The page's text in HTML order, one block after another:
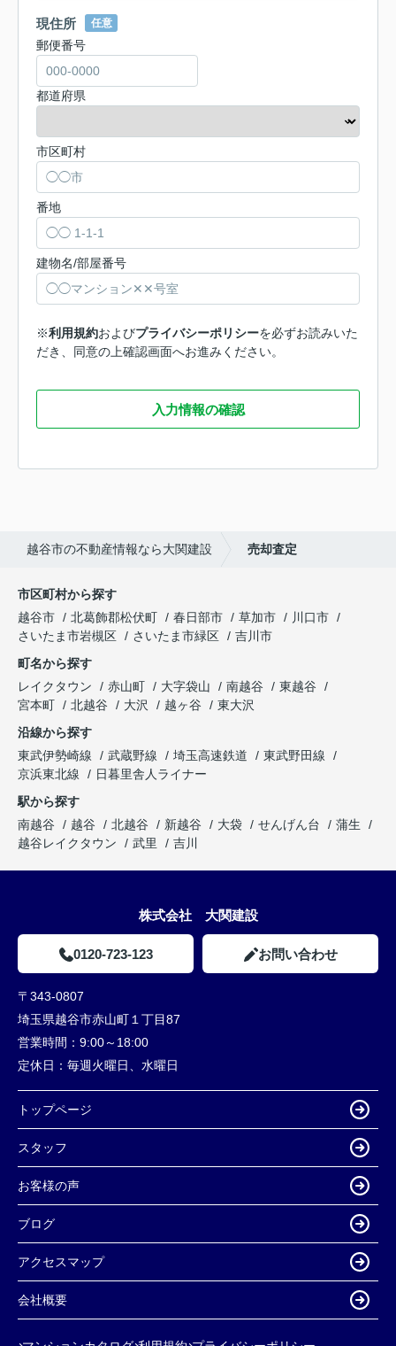
現住所 任意
郵便番号
都道府県
市区町村
番地
建物名/部屋番号
※利用規約およびプライバシーポリシーを必ずお読みいた
だき、同意の上確認画面へお進みください。
入力情報の確認
越谷市の不動産情報なら大関建設 売却査定
市区町村から探す
越谷市
北葛飾郡松伏町 春日部市 草加市
川口市
さいたま市岩槻区
さいたま市緑区
吉川市
町名から探す
レイクタウン
赤山町 大字袋山 南越谷
東越谷
宮本町
北越谷 大沢 越ヶ谷
東大沢
沿線から探す
東武伊勢崎線
武蔵野線 埼玉高速鉄道
東武野田線
京浜東北線
日暮里舎人ライナー
駅から探す
南越谷
越谷 北越谷 新越谷 大袋 せんげん台
蒲生
越谷レイクタウン
武里 吉川
株式会社 大関建設
0120-723-123 お問い合わせ
〒343-0807
埼玉県越谷市赤山町１丁目87
営業時間： 9:00～18:00
定休日： 毎週火曜日、水曜日
トップページ
スタッフ
お客様の声
ブログ
アクセスマップ
会社概要